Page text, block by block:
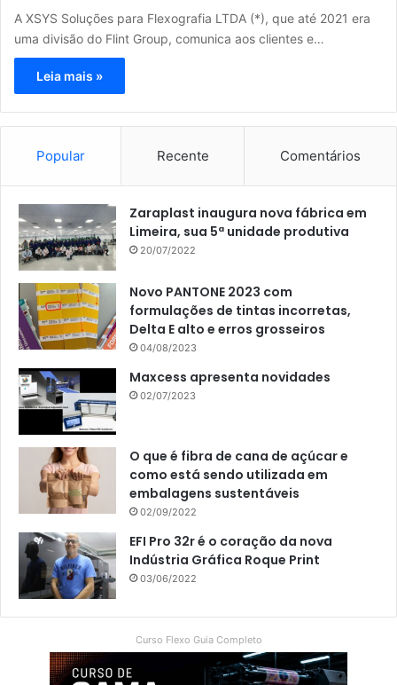
A XSYS Soluções para Flexografia LTDA (*), que até 2021 era
uma divisão do Flint Group, comunica aos clientes e…
Leia mais »
Popular Recente Comentários
Zaraplast inaugura nova fábrica em
Limeira, sua 5ª unidade produtiva
20/07/2022
Novo PANTONE 2023 com
formulações de tintas incorretas,
Delta E alto e erros grosseiros
04/08/2023
Maxcess apresenta novidades
02/07/2023
O que é fibra de cana de açúcar e
como está sendo utilizada em
embalagens sustentáveis
02/09/2022
EFI Pro 32r é o coração da nova
Indústria Gráfica Roque Print
03/06/2022
Curso Flexo Guia Completo